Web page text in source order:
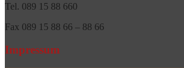
Tel. 089 15 88 660
Fax 089 15 88 66 – 88 66
Impressum